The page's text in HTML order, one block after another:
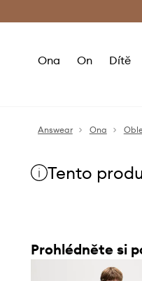
Ona On Dítě
Answear Ona
Tento
Prohlédněte si